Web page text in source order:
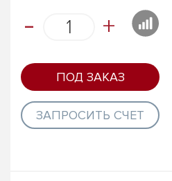
- +
ПОД ЗАКАЗ
ЗАПРОСИТЬ СЧЕТ